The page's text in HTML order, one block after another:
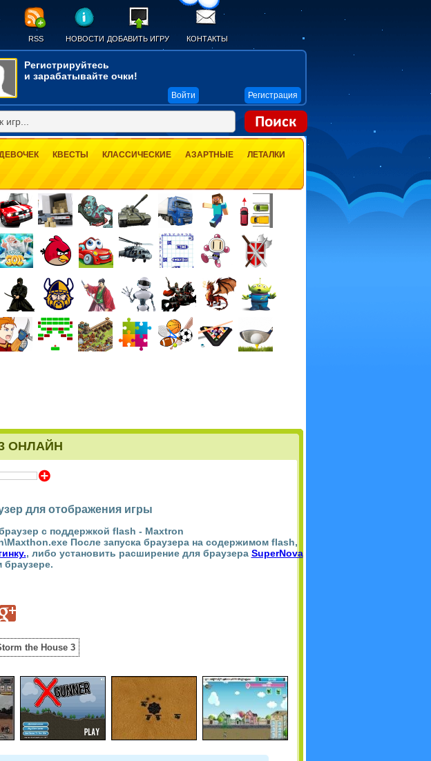
RSS НОВОСТИ ДОБАВИТЬ ИГРУ КОНТАКТЫ
Регистрируйтесь
и зарабатывайте очки!
Войти Регистрация
КВЕСТЫ КЛАССИЧЕСКИЕ АЗАРТНЫЕ
ЛЕТАЛКИ
ОНЛАЙН
Z
для отображения игры
с поддержкой flash - Maxtron
После запуска браузера на содержимом flash,
, либо установить расширение для браузера SuperNova
браузере.
the House 3